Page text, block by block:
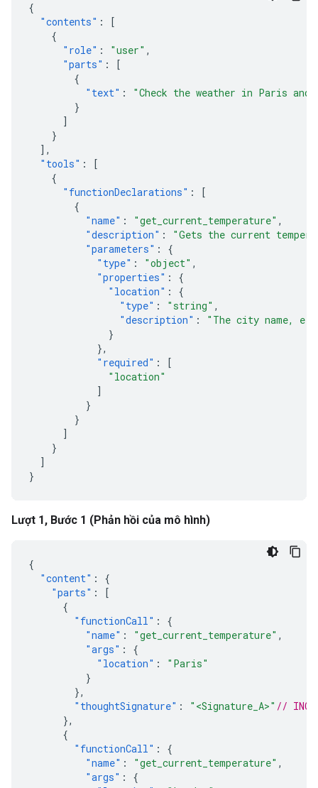
{
"contents" :
[
{
"role" : "user" ,
"parts" :
[
{
"text" :
"Check the weather in Paris and
}
]
}
],
"tools" :
[
{
"functionDeclarations" :
[
{
"name" : "get_current_temperature" ,
"description" :
"Gets the current
"parameters" :
{
"type" : "object" ,
"properties" :
{
"location" :
{
"type" : "string" ,
"description" :
"The city name,
}
},
"required" :
[
"location"
]
}
}
]
}
]
}
Lượt 1, Bước 1 (Phản hồi của mô hình)
{
"content" :
{
"parts" :
[
{
"functionCall" :
{
"name" : "get_current_temperature" ,
"args" :
{
"location" :
"Paris"
}
},
"thoughtSignature" : "<Signature_A>" //
},
{
"functionCall" :
{
"name" : "get_current_temperature" ,
"args" :
{